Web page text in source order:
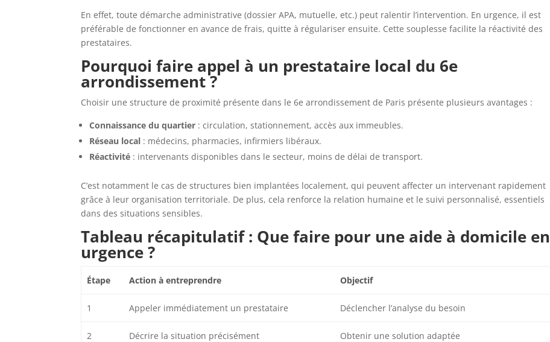
En effet, toute démarche administrative (dossier APA, mutuelle, etc.) peut ralentir l’intervention. En urgence, il est
préférable de fonctionner en avance de frais, quitte à régulariser ensuite. Cette souplesse facilite la réactivité des
prestataires.
Pourquoi faire appel à un prestataire local du 6e
arrondissement ?
Choisir une structure de proximité présente dans le 6e arrondissement de Paris présente plusieurs avantages :
Connaissance du quartier : circulation, stationnement, accès aux immeubles.
Réseau local : médecins, pharmacies, infirmiers libéraux.
Réactivité : intervenants disponibles dans le secteur, moins de délai de transport.
C’est notamment le cas de structures bien implantées localement, qui peuvent affecter un intervenant rapidement
grâce à leur organisation territoriale. De plus, cela renforce la relation humaine et le suivi personnalisé, essentiels
dans des situations sensibles.
Tableau récapitulatif : Que faire pour une aide à domicile en
urgence ?
Étape Action à entreprendre Objectif
1 Appeler immédiatement un prestataire Déclencher l’analyse du besoin
2 Décrire la situation précisément Obtenir une solution adaptée